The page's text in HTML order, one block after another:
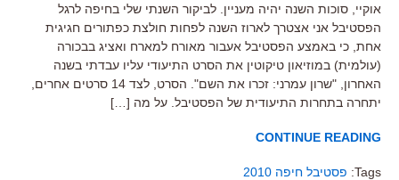
אוקיי, סוכות השנה יהיה מעניין. לביקור השנתי שלי בחיפה לרגל
הפסטיבל אני אצטרך לארוז השנה לפחות חולצת כפתורים חגיגית
אחת, כי באמצע הפסטיבל אעבור מאורח למארח ואציג בבכורה
(עולמית) במוזיאון טיקוטין את הסרט התיעודי עליו עבדתי בשנה
האחרון, "שרון עמרני: זכרו את השם". הסרט, לצד 14 סרטים אחרים,
יתחרה בתחרות התיעודית של הפסטיבל. על מה […]
CONTINUE READING
Tags: פסטיבל חיפה 2010